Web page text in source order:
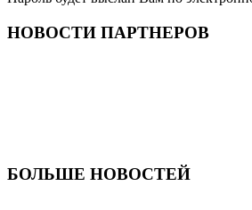
НОВОСТИ ПАРТНЕРОВ
БОЛЬШЕ НОВОСТЕЙ